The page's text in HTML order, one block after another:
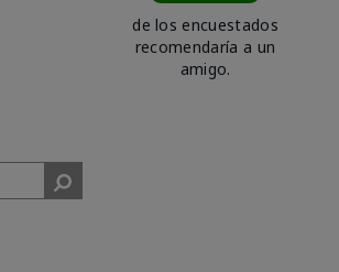
de los encuestados
recomendaría a un
amigo.